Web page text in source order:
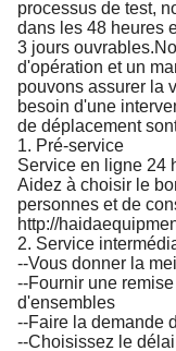
processus de test,
dans les 48 heures
3 jours
d'opération et un
pouvons assurer la
besoin d'une
de déplacement
1. Pré-service
Service en ligne 24
Aidez à choisir le
personnes et de
http://
2. Service
--Vous donner la
--Fournir une
d'ensembles
--Faire la demande
--Choisissez le